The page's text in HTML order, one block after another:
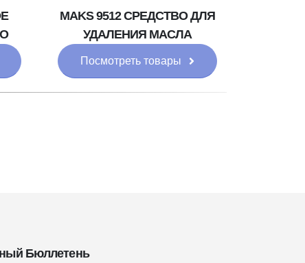
MAKS 9512 СРЕДСТВО ДЛЯ
УДАЛЕНИЯ МАСЛА
Посмотреть товары
Бюллетень